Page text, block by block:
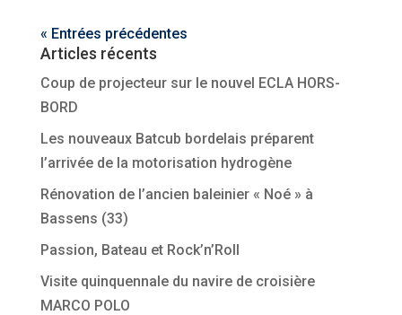
« Entrées précédentes
Articles récents
Coup de projecteur sur le nouvel ECLA HORS-
BORD
Les nouveaux Batcub bordelais préparent
l’arrivée de la motorisation hydrogène
Rénovation de l’ancien baleinier « Noé » à
Bassens (33)
Passion, Bateau et Rock’n’Roll
Visite quinquennale du navire de croisière
MARCO POLO